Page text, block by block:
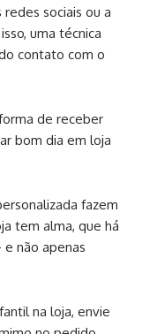
sociais ou a
uma técnica
contato com o
de receber
bom dia em loja
fazem
tem alma, que há
não apenas
na loja, envie